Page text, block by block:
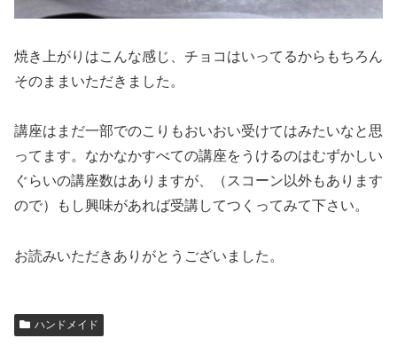
焼き上がりはこんな感じ、チョコはいってるからもちろん
そのままいただきました。
講座はまだ一部でのこりもおいおい受けてはみたいなと思
ってます。なかなかすべての講座をうけるのはむずかしい
ぐらいの講座数はありますが、（スコーン以外もあります
ので）もし興味があれば受講してつくってみて下さい。
お読みいただきありがとうございました。
ハンドメイド